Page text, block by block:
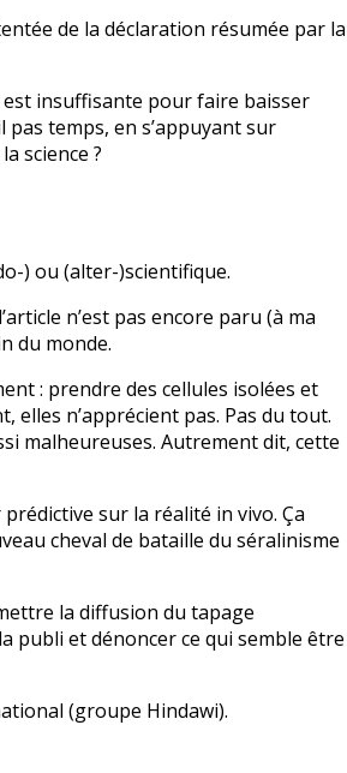
de la déclaration résumée par la
insuffisante pour faire baisser
pas temps, en s’appuyant sur
science ?
) ou (alter-)scientifique.
n’est pas encore paru (à ma
du monde.
: prendre des cellules isolées et
elles n’apprécient pas. Pas du tout.
malheureuses. Autrement dit, cette
sur la réalité in vivo. Ça
cheval de bataille du séralinisme
la diffusion du tapage
publi et dénoncer ce qui semble être
(groupe Hindawi).